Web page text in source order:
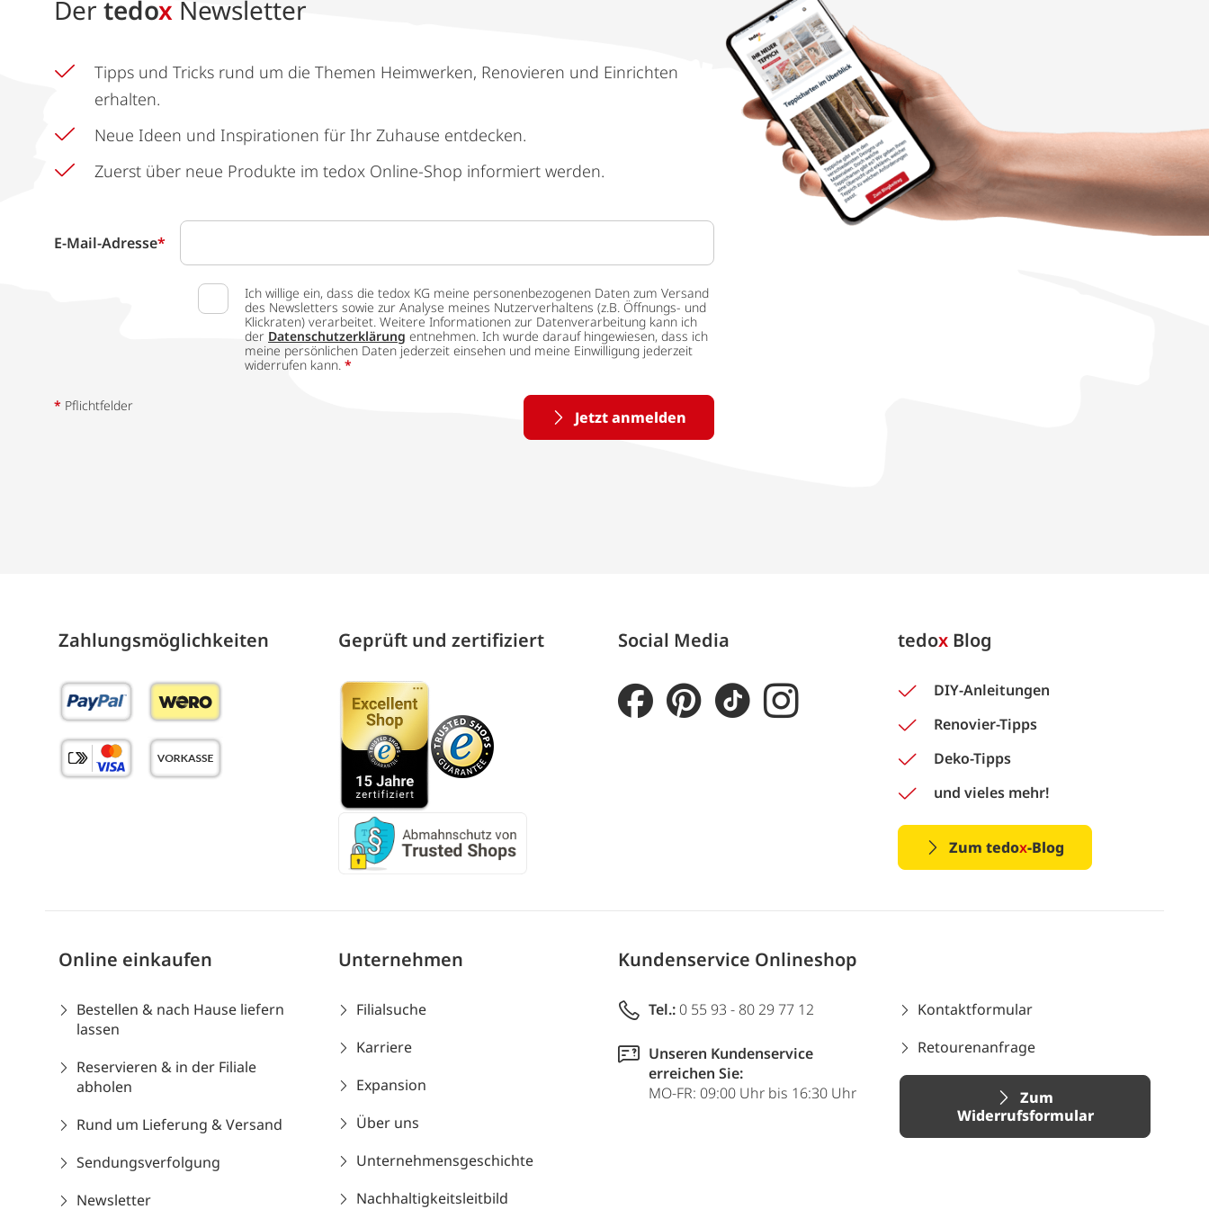
Der tedox Newsletter
Tipps und Tricks rund um die Themen Heimwerken, Renovieren und Einrichten
erhalten.
Neue Ideen und Inspirationen für Ihr Zuhause entdecken.
Zuerst über neue Produkte im tedox Online-Shop informiert werden.
E-Mail-Adresse*
Ich willige ein, dass die tedox KG meine personenbezogenen Daten zum Versand
des Newsletters sowie zur Analyse meines Nutzerverhaltens (z.B. Öffnungs- und
Klickraten) verarbeitet. Weitere Informationen zur Datenverarbeitung kann ich
der Datenschutzerklärung entnehmen. Ich wurde darauf hingewiesen, dass ich
meine persönlichen Daten jederzeit einsehen und meine Einwilligung jederzeit
widerrufen kann. *
Jetzt anmelden
* Pflichtfelder
Zahlungs­möglich­keiten Geprüft und zertifiziert Social Media tedox Blog
DIY-Anleitungen
Renovier-Tipps
Deko-Tipps
und vieles mehr!
Zum tedox-Blog
Online einkaufen
Bestellen & nach Hause liefern
lassen
Reservieren & in der Filiale
abholen
Rund um Lieferung & Versand
Sendungsverfolgung
Newsletter
Unternehmen
Filialsuche
Karriere
Expansion
Über uns
Unternehmensgeschichte
Nachhaltigkeitsleitbild
Kundenservice Onlineshop
Tel.: 0 55 93 - 80 29 77 12
Unseren Kundenservice
erreichen Sie:
MO-FR: 09:00 Uhr bis 16:30 Uhr
Kontaktformular
Retourenanfrage
Zum
Widerrufsformular